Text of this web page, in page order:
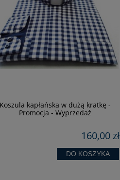
Koszula kapłańska w dużą kratkę -
Promocja - Wyprzedaż
160,00 zł
DO KOSZYKA